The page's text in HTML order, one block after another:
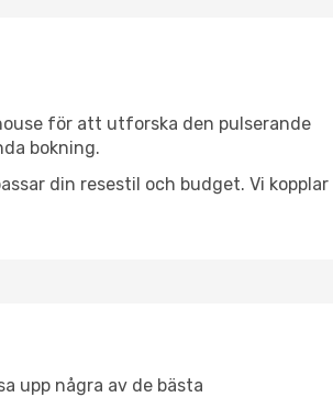
för att utforska den pulserande
bokning.
din resestil och budget. Vi kopplar
upp några av de bästa